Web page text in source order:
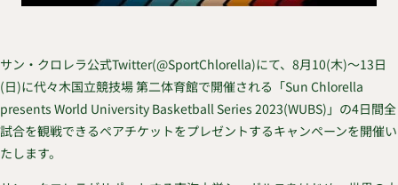
サン・クロレラ公式Twitter(@SportChlorella)にて、8月10(木)～13日
(日)に代々木国立競技場 第二体育館で開催される「Sun Chlorella
presents World University Basketball Series 2023(WUBS)」の4日間全
試合を観戦できるペアチケットをプレゼントするキャンペーンを開催い
たします。